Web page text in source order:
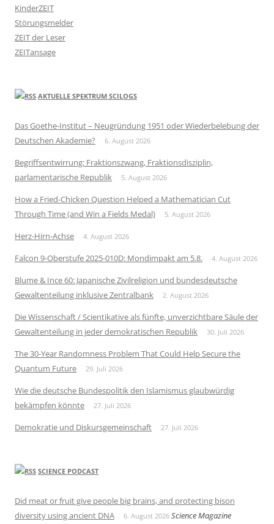
KinderZEIT
Störungsmelder
ZEIT der Leser
ZEITansage
AKTUELLE SPEKTRUM SCILOGS
Das Goethe-Institut – Neugründung 1951 oder Wiederbelebung der
Deutschen Akademie?
6. August 2026
Begriffsentwirrung: Fraktionszwang, Fraktionsdisziplin,
parlamentarische Republik
5. August 2026
How a Fried-Chicken Question Helped a Mathematician Cut
Through Time (and Win a Fields Medal)
5. August 2026
Herz-Hirn-Achse 4. August 2026
Falcon 9-Oberstufe 2025-010D: Mondimpakt am 5.8. 4. August 2026
Blume & Ince 60: Japanische Zivilreligion und bundesdeutsche
Gewaltenteilung inklusive Zentralbank
2. August 2026
Die Wissenschaft / Scientikative als fünfte, unverzichtbare Säule der
Gewaltenteilung in jeder demokratischen Republik
30. Juli 2026
The 30-Year Randomness Problem That Could Help Secure the
Quantum Future
29. Juli 2026
Wie die deutsche Bundespolitik den Islamismus glaubwürdig
bekämpfen könnte
27. Juli 2026
Demokratie und Diskursgemeinschaft 27. Juli 2026
SCIENCE PODCAST
Did meat or fruit give people big brains, and protecting bison
diversity using ancient DNA
6. August 2026 Science Magazine